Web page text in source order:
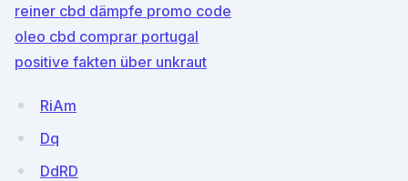
reiner cbd dämpfe promo code
oleo cbd comprar portugal
positive fakten über unkraut
RiAm
Dq
DdRD